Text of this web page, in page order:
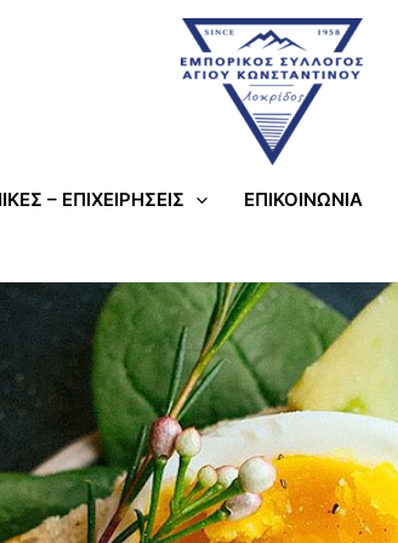
– ΕΠΙΧΕΙΡΗΣΕΙΣ ΕΠΙΚΟΙΝΩΝΙΑ